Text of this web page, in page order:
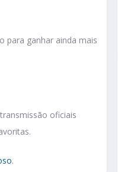
para ganhar ainda mais
oficiais
.